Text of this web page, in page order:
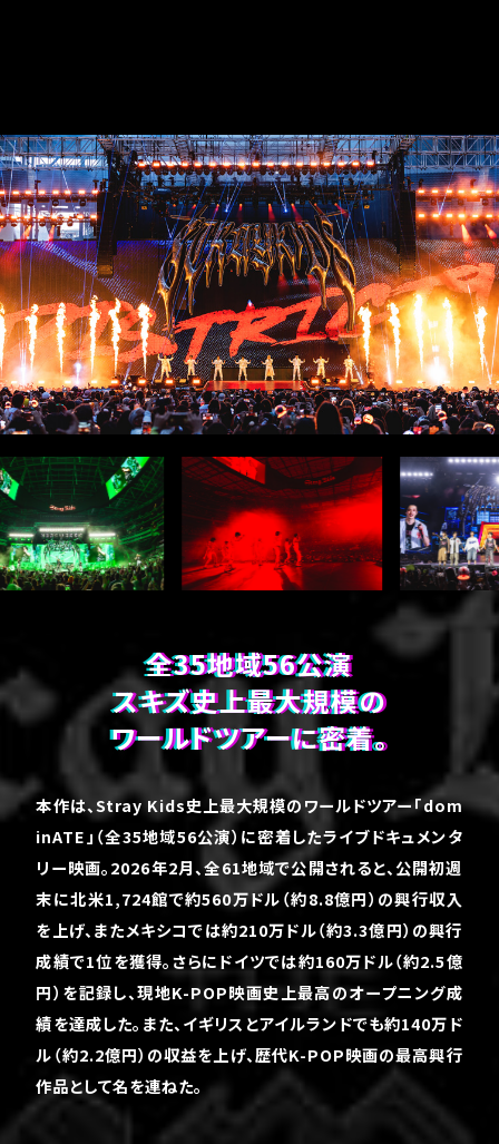
全35地域56公演
スキズ史上最大規模の
ワールドツアーに密着。
本作は、Stray Kids史上最大規模のワールドツアー「dom
inATE」（全35地域56公演）に密着したライブドキュメンタ
リー映画。2026年2月、全61地域で公開されると、公開初週
末に北米1,724館で約560万ドル（約8.8億円）の興行収入
を上げ、またメキシコでは約210万ドル（約3.3億円）の興行
成績で1位を獲得。さらにドイツでは約160万ドル（約2.5億
円）を記録し、現地K-POP映画史上最高のオープニング成
績を達成した。また、イギリスとアイルランドでも約140万ド
ル（約2.2億円）の収益を上げ、歴代K-POP映画の最高興行
作品として名を連ねた。